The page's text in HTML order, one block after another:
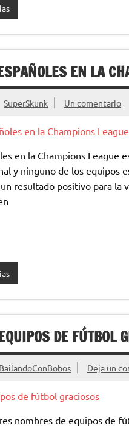
EN LA
SuperSkunk Un comentario
en la Champions League
y ninguno de los equipos
resultado positivo para la
DE FÚTBOL
BailandoConBobos Deja un
nombres de equipos de